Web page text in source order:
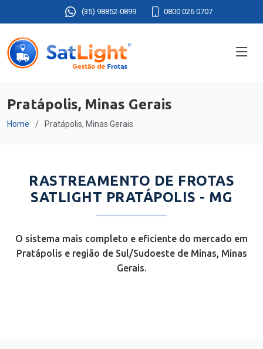
(35) 98852-0899 0800 026 0707
Pratápolis, Minas Gerais
Home Pratápolis, Minas Gerais
RASTREAMENTO DE FROTAS
SATLIGHT PRATÁPOLIS - MG
O sistema mais completo e eficiente do mercado em
Pratápolis e região de Sul/Sudoeste de Minas, Minas
Gerais.